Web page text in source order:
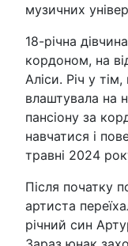
музичних
18-річна
кордоном, на
Аліси. Річ у
влаштувала на
пансіону за
навчатися і
травні 2024
Після початку
артиста
річний син